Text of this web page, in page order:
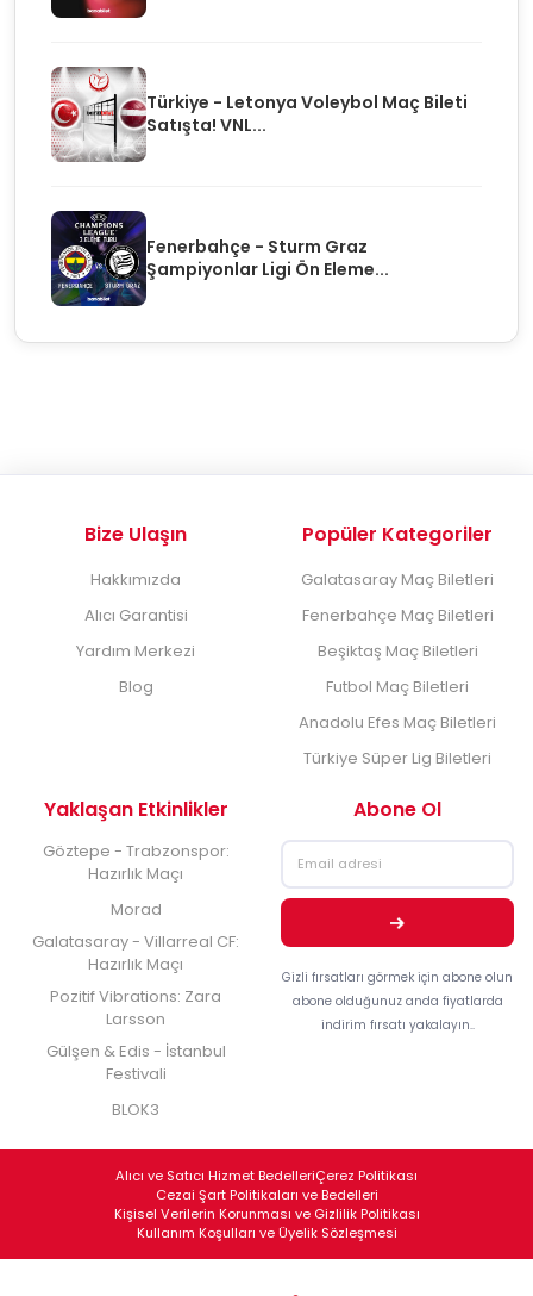
Türkiye - Letonya Voleybol Maç Bileti
Satışta! VNL...
Fenerbahçe - Sturm Graz
Şampiyonlar Ligi Ön Eleme...
Bize Ulaşın
Hakkımızda
Alıcı Garantisi
Yardım Merkezi
Blog
Popüler Kategoriler
Galatasaray Maç Biletleri
Fenerbahçe Maç Biletleri
Beşiktaş Maç Biletleri
Futbol Maç Biletleri
Anadolu Efes Maç Biletleri
Türkiye Süper Lig Biletleri
Yaklaşan Etkinlikler
Göztepe - Trabzonspor:
Hazırlık Maçı
Morad
Galatasaray - Villarreal CF:
Hazırlık Maçı
Pozitif Vibrations: Zara
Larsson
Gülşen & Edis - İstanbul
Festivali
BLOK3
Abone Ol
Gizli fırsatları görmek için abone olun
abone olduğunuz anda fiyatlarda
indirim fırsatı yakalayın..
Alıcı ve Satıcı Hizmet BedelleriÇerez Politikası
Cezai Şart Politikaları ve Bedelleri
Kişisel Verilerin Korunması ve Gizlilik Politikası
Kullanım Koşulları ve Üyelik Sözleşmesi